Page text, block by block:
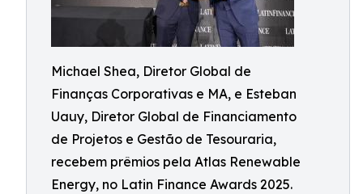
Michael Shea, Diretor Global de
Finanças Corporativas e MA, e Esteban
Uauy, Diretor Global de Financiamento
de Projetos e Gestão de Tesouraria,
recebem prêmios pela Atlas Renewable
Energy, no Latin Finance Awards 2025.